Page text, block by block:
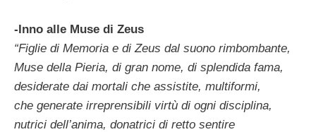
-Inno alle Muse di Zeus
“Figlie di Memoria e di Zeus dal suono rimbombante,
Muse della Pieria, di gran nome, di splendida fama,
desiderate dai mortali che assistite, multiformi,
che generate irreprensibili virtù di ogni disciplina,
nutrici dell’anima, donatrici di retto sentire